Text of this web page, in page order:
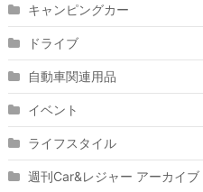
キャンピングカー
ドライブ
自動車関連用品
イベント
ライフスタイル
週刊Car&レジャー アーカイブ